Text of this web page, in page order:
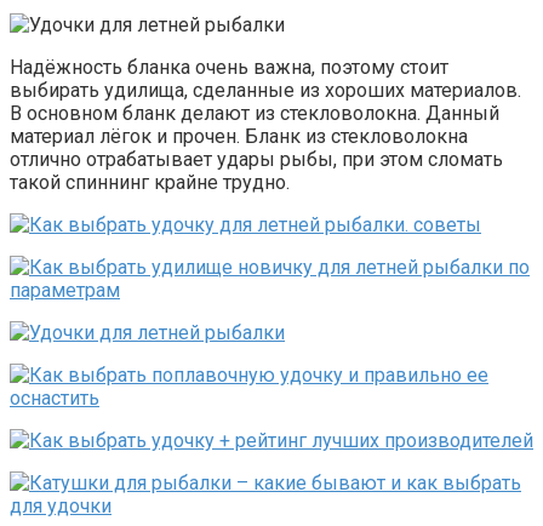
Надёжность бланка очень важна, поэтому стоит
выбирать удилища, сделанные из хороших материалов.
В основном бланк делают из стекловолокна. Данный
материал лёгок и прочен. Бланк из стекловолокна
отлично отрабатывает удары рыбы, при этом сломать
такой спиннинг крайне трудно.